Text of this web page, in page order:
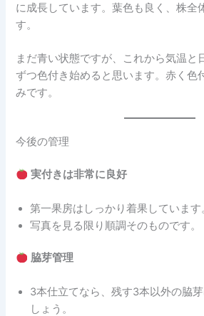
に成長しています。葉色も良く、株全
す。
まだ青い状態ですが、これから気温と
ずつ色付き始めると思います。赤く色
みです。
今後の管理
実付きは非常に良好
第一果房はしっかり着果しています
写真を見る限り順調そのものです。
脇芽管理
3本仕立てなら、残す3本以外の脇
しょう。